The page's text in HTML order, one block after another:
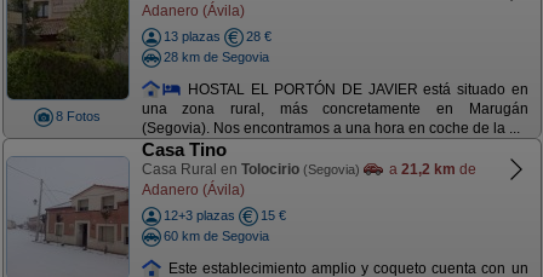
8 Fotos
Adanero (Ávila)
13 plazas
28 €
28 km de Segovia
HOSTAL EL PORTÓN DE JAVIER está situado en
una zona rural, más concretamente en Marugán
(Segovia). Nos encontramos a una hora en coche de la ...
Casa Tino
Casa Rural en Tolocirio (Segovia) a 21,2 km de
Adanero (Ávila)
12+3 plazas
15 €
60 km de Segovia
Este establecimiento amplio y coqueto cuenta con un